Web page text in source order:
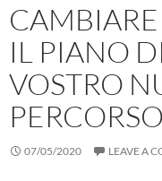
CAMBIARE
IL PIANO
VOSTRO
PERCORSO
07/05/2020 LEAVE A